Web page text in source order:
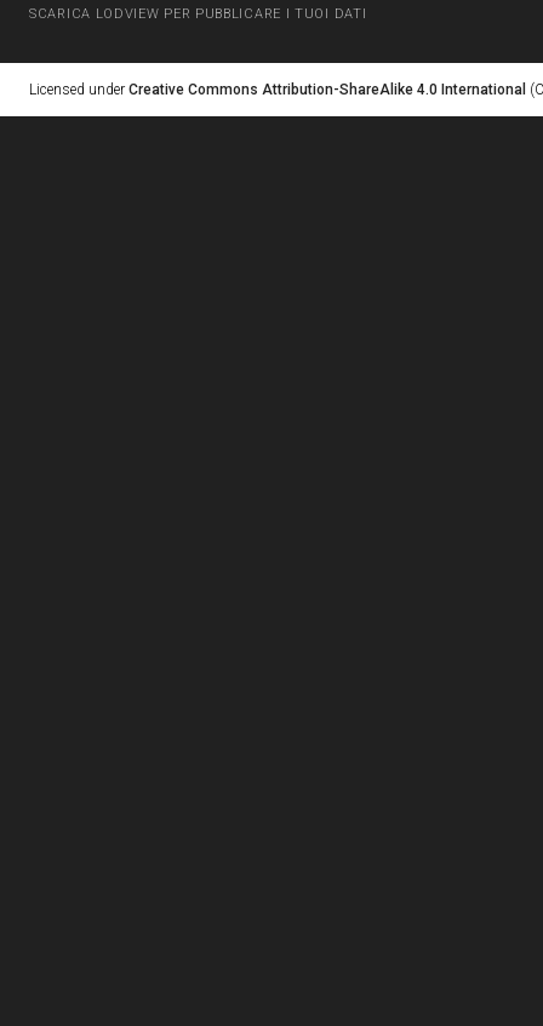
SCARICA LODVIEW PER PUBBLICARE I TUOI DATI
Licensed under Creative Commons Attribution-ShareAlike 4.0 International